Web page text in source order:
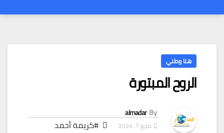
هنا وطني
الروح المبتورة
By
almadar
مايو 7, 2024 #كريمة أحمد